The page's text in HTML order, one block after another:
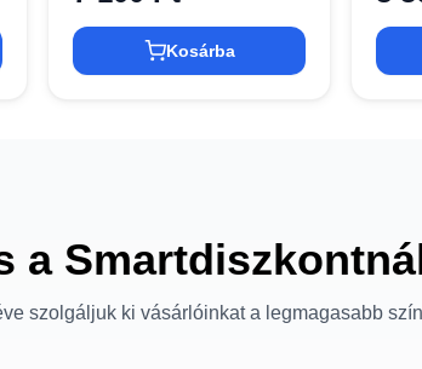
Kosárba
a
szolgáljuk ki vásárlóinkat a legmagasabb